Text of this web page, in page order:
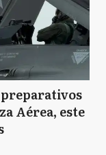
preparativos
Aérea, este